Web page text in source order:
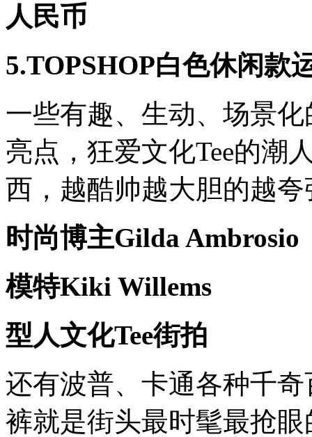
人民币
5.TOPSHOP白色休闲款
一些有趣、生动、场景
亮点，狂爱文化Tee的潮
西，越酷帅越大胆的越
时尚博主Gilda Ambrosio
模特Kiki Willems
型人文化Tee街拍
还有波普、卡通各种千
裤就是街头最时髦最抢